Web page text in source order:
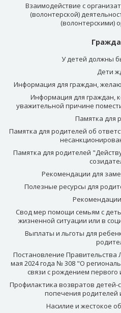
Взаимодействие с
(волонтерской)
(волонтерскими)
У детей должны
Дети
Информация для граждан,
Информация для граждан,
уважительной причине
Памятка для
Памятка для родителей об
Памятка для родителей
Рекомендации для
Полезные ресурсы для
Свод мер помощи семьям с
жизненной ситуации или в
Выплаты и льготы для
Постановление Правительства
мая 2024 года № 308 "О
связи с рождением первого
Профилактика возвратов детей-
попечения родителей
Насилие и жестокое